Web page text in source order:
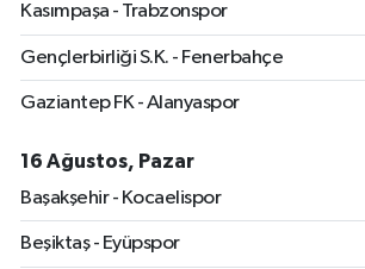
Kasımpaşa - Trabzonspor
Gençlerbirliği S.K. - Fenerbahçe
Gaziantep FK - Alanyaspor
16 Ağustos, Pazar
Başakşehir - Kocaelispor
Beşiktaş - Eyüpspor